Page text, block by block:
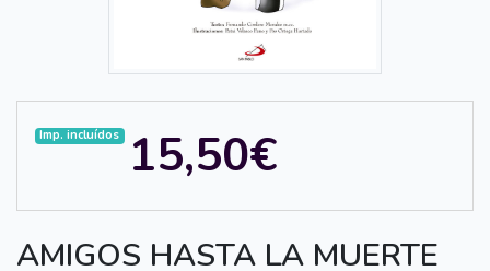
AMIGOS HASTA LA MUERTE
Imp. incluídos 15,50€